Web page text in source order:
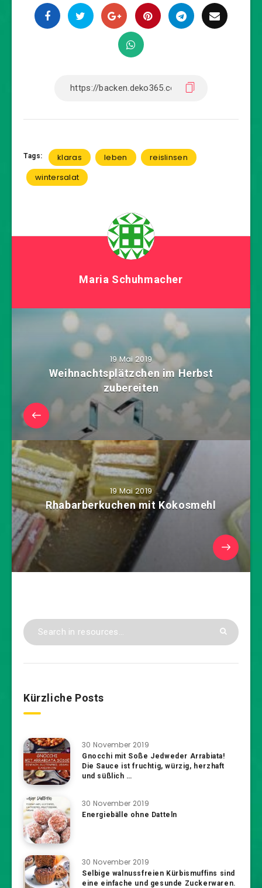
Tags: klaras leben
reislinsen
wintersalat
Maria Schuhmacher
19 Mai 2019
Weihnachtsplätzchen im Herbst
zubereiten
19 Mai 2019
Rhabarberkuchen mit Kokosmehl
Kürzliche Posts
30 November 2019
Gnocchi mit Soße Jedweder Arrabiata!
Die Sauce ist fruchtig, würzig, herzhaft
und süßlich …
30 November 2019
Energiebälle ohne Datteln
30 November 2019
Selbige walnussfreien Kürbismuffins sind
eine einfache und gesunde Zuckerwaren.